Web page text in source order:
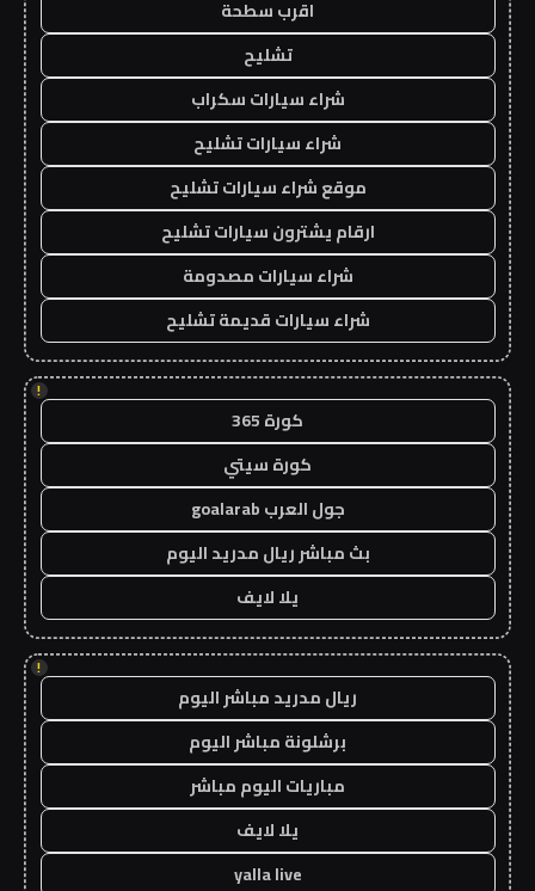
اقرب سطحة
تشليح
شراء سيارات سكراب
شراء سيارات تشليح
موقع شراء سيارات تشليح
ارقام يشترون سيارات تشليح
شراء سيارات مصدومة
شراء سيارات قديمة تشليح
!
كورة 365
كورة سيتي
جول العرب goalarab
بث مباشر ريال مدريد اليوم
يلا لايف
!
ريال مدريد مباشر اليوم
برشلونة مباشر اليوم
مباريات اليوم مباشر
يلا لايف
yalla live